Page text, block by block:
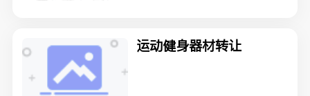
运动健身器材转让